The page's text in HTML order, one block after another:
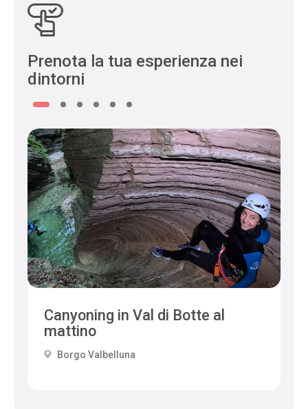
Prenota la tua esperienza nei
dintorni
Canyoning in Val di Botte al
mattino
Borgo Valbelluna